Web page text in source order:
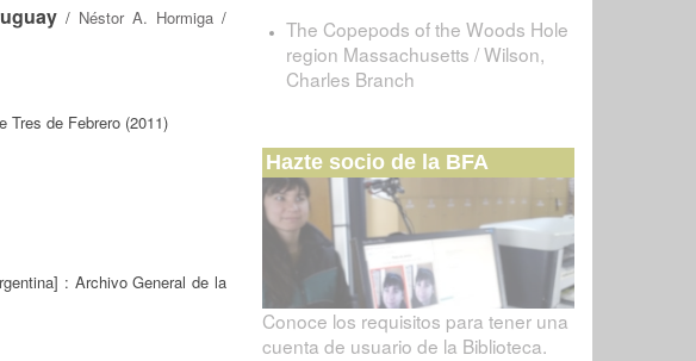
/ Néstor A. Hormiga/
Tres de Febrero (2011)
: Archivo General de la
The Copepods of the Woods Hole
region Massachusetts / Wilson,
Charles Branch
Hazte socio de la BFA
Conoce los requisitos para tener una
cuenta de usuario de la Biblioteca.